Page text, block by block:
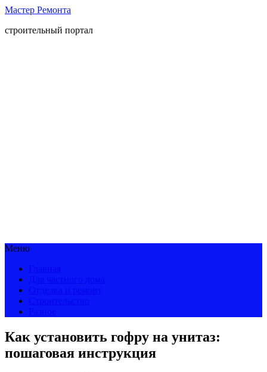
Мастер Ремонта
строительный портал
Меню
Как установить гофру на унитаз:
пошаговая инструкция